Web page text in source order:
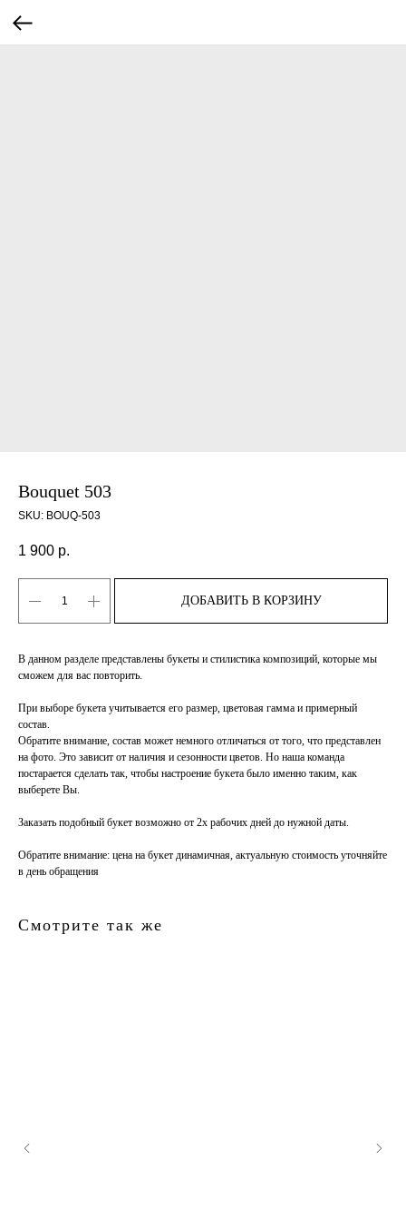
Bouquet 503
SKU: BOUQ-503
1 900 р.
ДОБАВИТЬ В КОРЗИНУ
В данном разделе представлены букеты и стилистика композиций, которые мы
сможем для вас повторить.
При выборе букета учитывается его размер, цветовая гамма и примерный
состав.
Обратите внимание, состав может немного отличаться от того, что представлен
на фото. Это зависит от наличия и сезонности цветов. Но наша команда
постарается сделать так, чтобы настроение букета было именно таким, как
выберете Вы.
Заказать подобный букет возможно от 2х рабочих дней до нужной даты.
Обратите внимание: цена на букет динамичная, актуальную стоимость уточняйте
в день обращения
Смотрите так же